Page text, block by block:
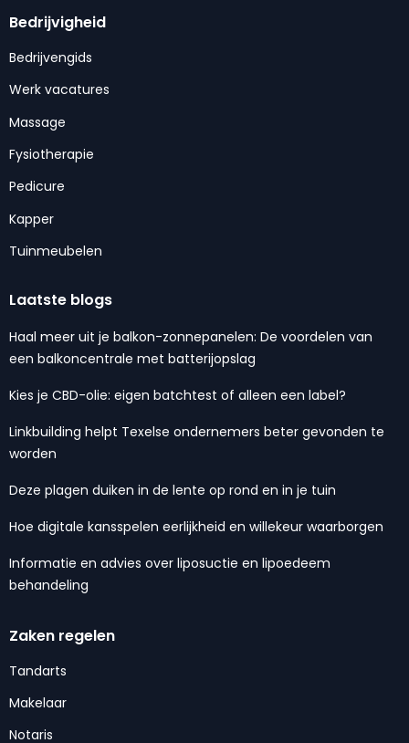
Bedrijvigheid
Bedrijvengids
Werk vacatures
Massage
Fysiotherapie
Pedicure
Kapper
Tuinmeubelen
Laatste blogs
Haal meer uit je balkon-zonnepanelen: De voordelen van
een balkoncentrale met batterijopslag
Kies je CBD-olie: eigen batchtest of alleen een label?
Linkbuilding helpt Texelse ondernemers beter gevonden te
worden
Deze plagen duiken in de lente op rond en in je tuin
Hoe digitale kansspelen eerlijkheid en willekeur waarborgen
Informatie en advies over liposuctie en lipoedeem
behandeling
Zaken regelen
Tandarts
Makelaar
Notaris